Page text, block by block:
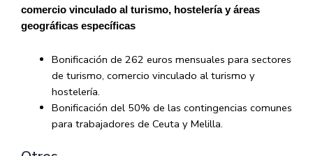
comercio vinculado al turismo, hostelería y áreas
geográficas específicas
Bonificación de 262 euros mensuales para sectores
de turismo, comercio vinculado al turismo y
hostelería.
Bonificación del 50% de las contingencias comunes
para trabajadores de Ceuta y Melilla.